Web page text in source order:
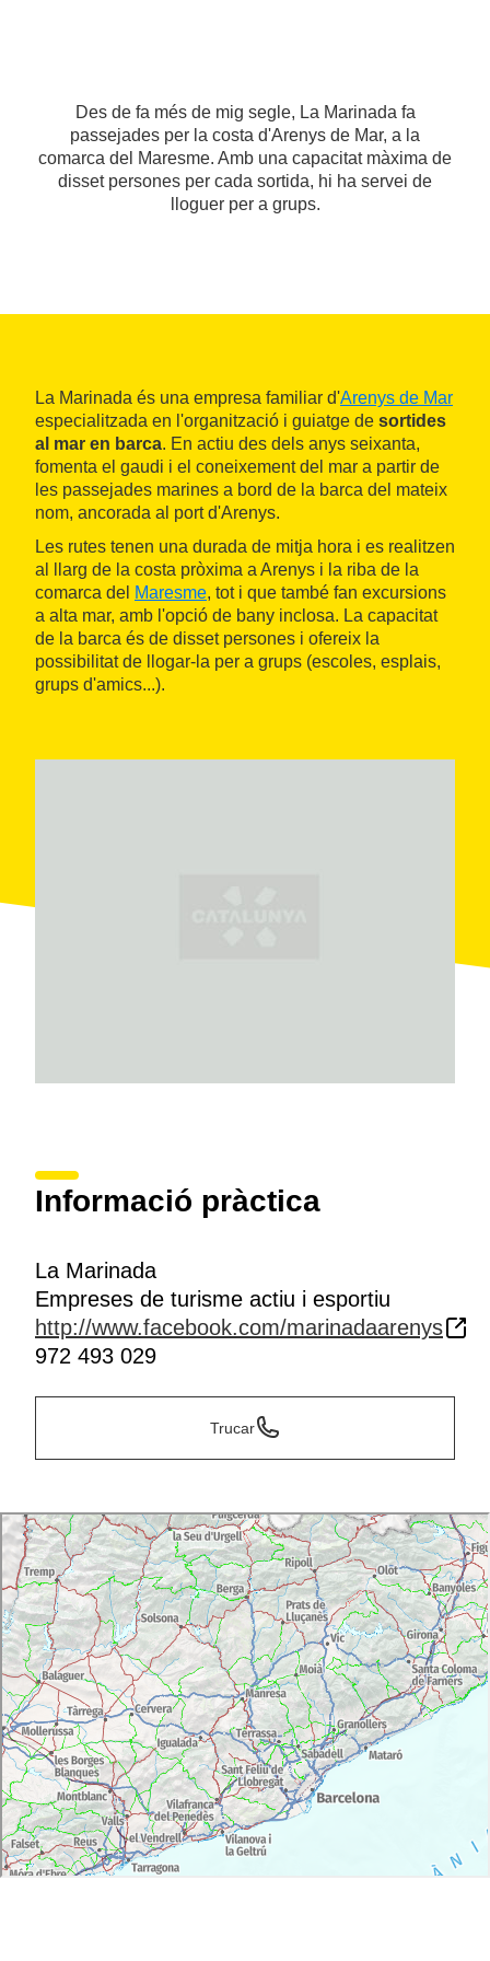
Des de fa més de mig segle, La Marinada fa
passejades per la costa d'Arenys de Mar, a la
comarca del Maresme. Amb una capacitat màxima de
disset persones per cada sortida, hi ha servei de
lloguer per a grups.
La Marinada és una empresa familiar d'Arenys de Mar
especialitzada en l'organització i guiatge de sortides
al mar en barca. En actiu des dels anys seixanta,
fomenta el gaudi i el coneixement del mar a partir de
les passejades marines a bord de la barca del mateix
nom, ancorada al port d'Arenys.
Les rutes tenen una durada de mitja hora i es realitzen
al llarg de la costa pròxima a Arenys i la riba de la
comarca del Maresme, tot i que també fan excursions
a alta mar, amb l'opció de bany inclosa. La capacitat
de la barca és de disset persones i ofereix la
possibilitat de llogar-la per a grups (escoles, esplais,
grups d'amics...).
Informació pràctica
La Marinada
Empreses de turisme actiu i esportiu
http://www.facebook.com/marinadaarenys
972 493 029
Trucar